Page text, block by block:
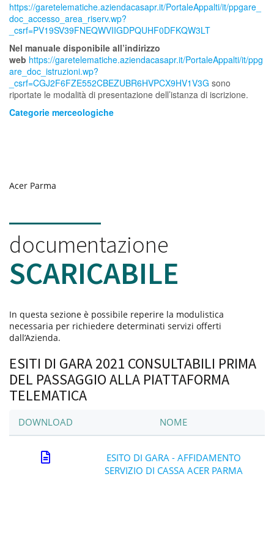
https://garetelematiche.aziendacasapr.it/PortaleAppalti/it/ppgare_
doc_accesso_area_riserv.wp?
_csrf=PV19SV39FNEQWVIIGDPQUHF0DFKQW3LT
Nel manuale disponibile all’indirizzo
web https://garetelematiche.aziendacasapr.it/PortaleAppalti/it/ppg
are_doc_istruzioni.wp?
_csrf=CGJ2F6FZE552CBEZUBR6HVPCX9HV1V3G sono
riportate le modalità di presentazione dell’istanza di iscrizione.
Categorie merceologiche
Acer Parma
documentazione
SCARICABILE
In questa sezione è possibile reperire la modulistica
necessaria per richiedere determinati servizi offerti
dall’Azienda.
ESITI DI GARA 2021 CONSULTABILI PRIMA
DEL PASSAGGIO ALLA PIATTAFORMA
TELEMATICA
DOWNLOAD NOME
ESITO DI GARA - AFFIDAMENTO
SERVIZIO DI CASSA ACER PARMA